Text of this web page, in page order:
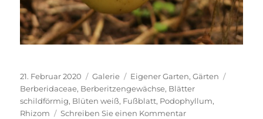
Veröffentlicht
am
21. Februar 2020 Format
Galerie Kategorien
Eigener Garten,Gärten
Berberidaceae, Berberitzengewächse, Blätter
schildförmig, Blüten weiß, Fußblatt, Podophyllum,
Rhizom
Schreiben Sie einen Kommentarzu